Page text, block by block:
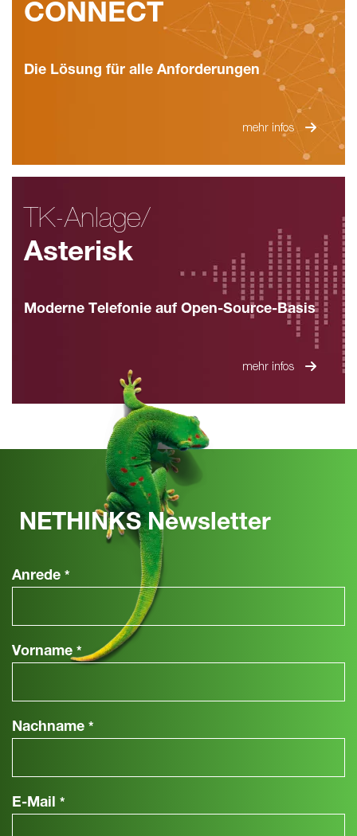
CONNECT
Die Lösung für alle Anforderungen
mehr infos
TK-Anlage/
Asterisk
Moderne Telefonie auf Open-Source-Basis
mehr infos
NETHINKS Newsletter
Anrede *
Vorname *
Nachname *
E-Mail *